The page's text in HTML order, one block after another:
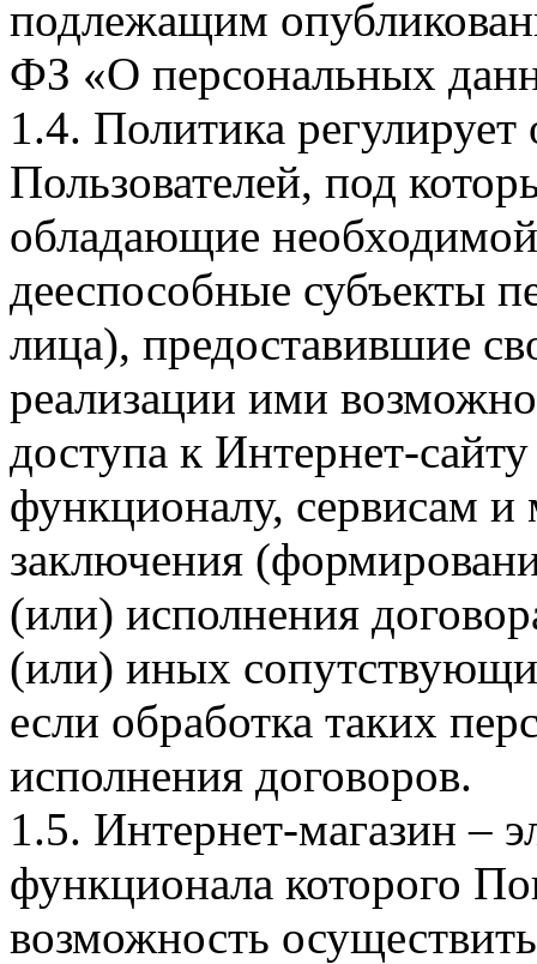
подлежащим
ФЗ «О персональных
1.4. Политика
Пользователей, под
обладающие
дееспособные субъекты
лица), предоставившие
реализации ими
доступа к Интернет-
функционалу, сервисам и
заключения
(или) исполнения
(или) иных
если обработка таких
исполнения договоров.
1.5. Интернет-магазин –
функционала которого
возможность